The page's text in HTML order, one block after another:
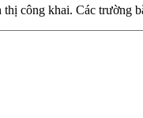
thị công khai. Các trường